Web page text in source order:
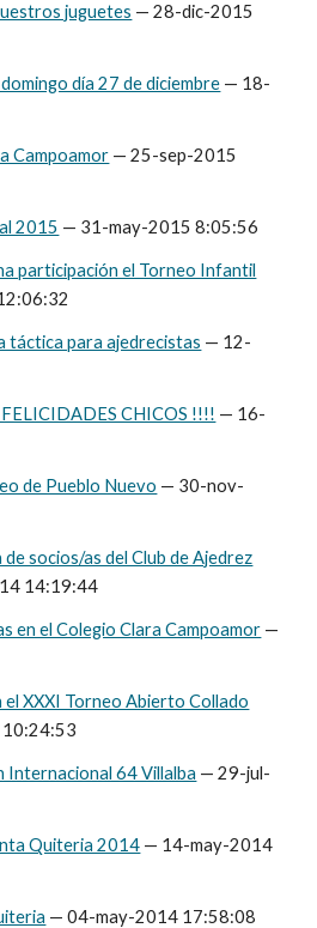
juguetes — 28-dic-2015
día 27 de diciembre — 18-
Campoamor — 25-sep-2015
2015 — 31-may-2015 8:05:56
participación el Torneo Infantil
táctica para ajedrecistas — 12-
FELICIDADES CHICOS !!!! — 16-
de Pueblo Nuevo — 30-nov-
socios/as del Club de Ajedrez
14:19:44
en el Colegio Clara Campoamor —
el XXXI Torneo Abierto Collado
Internacional 64 Villalba — 29-jul-
Quiteria 2014 — 14-may-2014
— 04-may-2014 17:58:08